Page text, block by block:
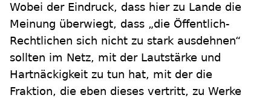
Wobei der Eindruck, dass hier zu Lande die
Meinung überwiegt, dass „die Öffentlich-
Rechtlichen sich nicht zu stark ausdehnen“
sollten im Netz, mit der Lautstärke und
Hartnäckigkeit zu tun hat, mit der die
Fraktion, die eben dieses vertritt, zu Werke